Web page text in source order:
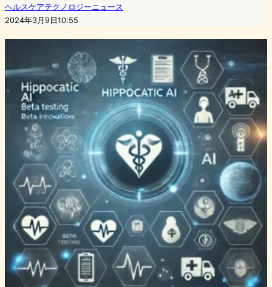
ヘルスケアテクノロジーニュース
2024年3月9日10:55